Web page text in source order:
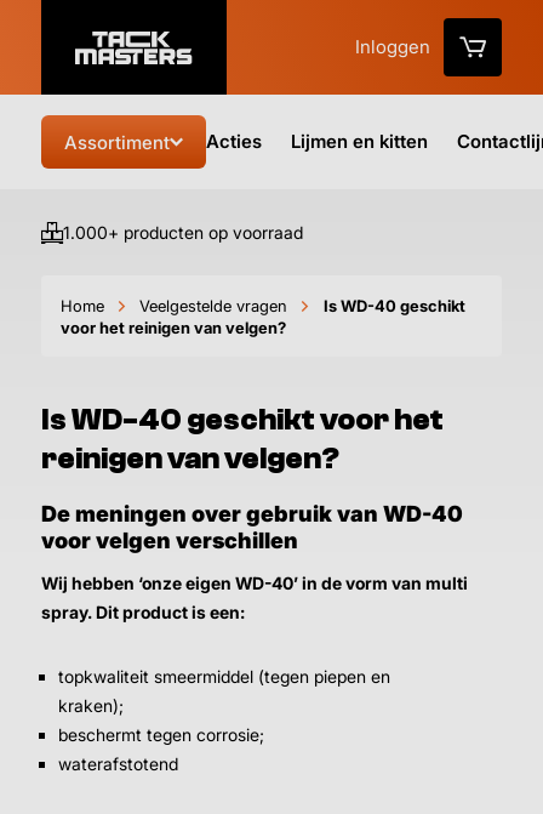
Inloggen
Assortiment Acties Lijmen en kitten
1.000+ producten op voorraad
Home Veelgestelde vragen
Is WD-40 geschikt
voor het reinigen van velgen?
Is WD-40 geschikt voor het
reinigen van velgen?
De meningen over gebruik van WD-40
voor velgen verschillen
Wij hebben ‘onze eigen WD-40’ in de vorm van multi
spray. Dit product is een:
topkwaliteit smeermiddel (tegen piepen en
kraken);
beschermt tegen corrosie;
waterafstotend